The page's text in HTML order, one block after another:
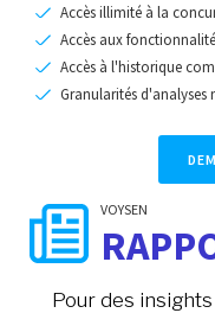
Accès illimité à la
Accès aux
Accès à l'historique
Granularités d'analyses
VOYSEN
Pour des